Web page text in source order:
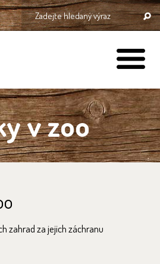
v zoo
zahrad za jejich záchranu